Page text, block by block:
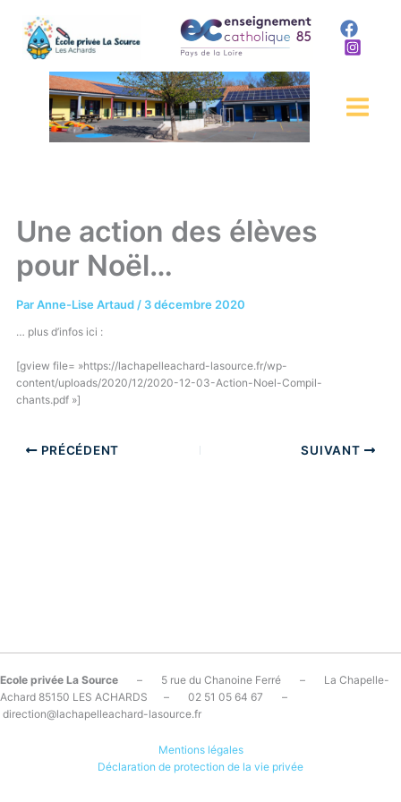
contenu
Une action des élèves
pour Noël…
ParAnne-Lise Artaud / 3 décembre 2020
… plus d’infos ici :
[gview file= »https://lachapelleachard-lasource.fr/wp-
content/uploads/2020/12/2020-12-03-Action-Noel-Compil-
chants.pdf »]
PRÉCÉDENT SUIVANT
Ecole privée La Source – 5 rue du Chanoine Ferré – La Chapelle-
Achard 85150 LES ACHARDS – 02 51 05 64 67 –
direction@lachapelleachard-lasource.fr
Mentions légales
Déclaration de protection de la vie privée